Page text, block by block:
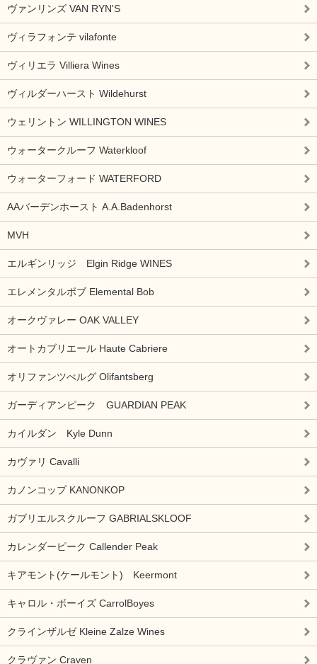
ヴァンリンズ VAN RYN'S
ヴィラフォンテ vilafonte
ヴィリエラ Villiera Wines
ヴィルダーハースト Wildehurst
ウェリントン WILLINGTON WINES
ウォータークルーフ Waterkloof
ウォーターフォード WATERFORD
AAバーデンホースト A.A.Badenhorst
MVH
エルギンリッジ Elgin Ridge WINES
エレメンタルボブ Elemental Bob
オークヴァレー OAK VALLEY
オートカブリエール Haute Cabriere
オリファンツべルグ Olifantsberg
ガーディアンピーク GUARDIAN PEAK
カイルダン Kyle Dunn
カヴァリ Cavalli
カノンコップ KANONKOP
ガブリエルスクルーフ GABRIALSKLOOF
カレンダーピーク Callender Peak
キアモント(ケールモント) Keermont
キャロル・ボーイズ CarrolBoyes
クラインザルゼ Kleine Zalze Wines
クラヴァン Craven